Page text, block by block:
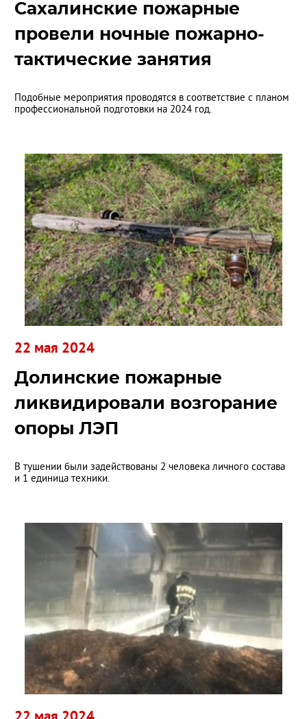
Сахалинские пожарные
провели ночные пожарно-
тактические занятия
Подобные мероприятия проводятся в соответствие с планом
профессиональной подготовки на 2024 год.
Долинские пожарные
ликвидировали возгорание
опоры ЛЭП
В тушении были задействованы 2 человека личного состава
и 1 единица техники.
22 мая 2024